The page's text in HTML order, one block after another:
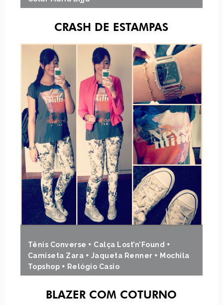
CRASH DE ESTAMPAS
Tênis Converse + Calça Lost’n’Found +
Camiseta Zara + Jaqueta Renner + Mochila
Topshop + Relógio Casio
BLAZER COM COTURNO